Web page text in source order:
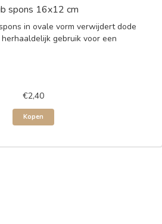
spons 16x12 cm
in ovale vorm verwijdert dode
gebruik voor een
€2,40
Kopen